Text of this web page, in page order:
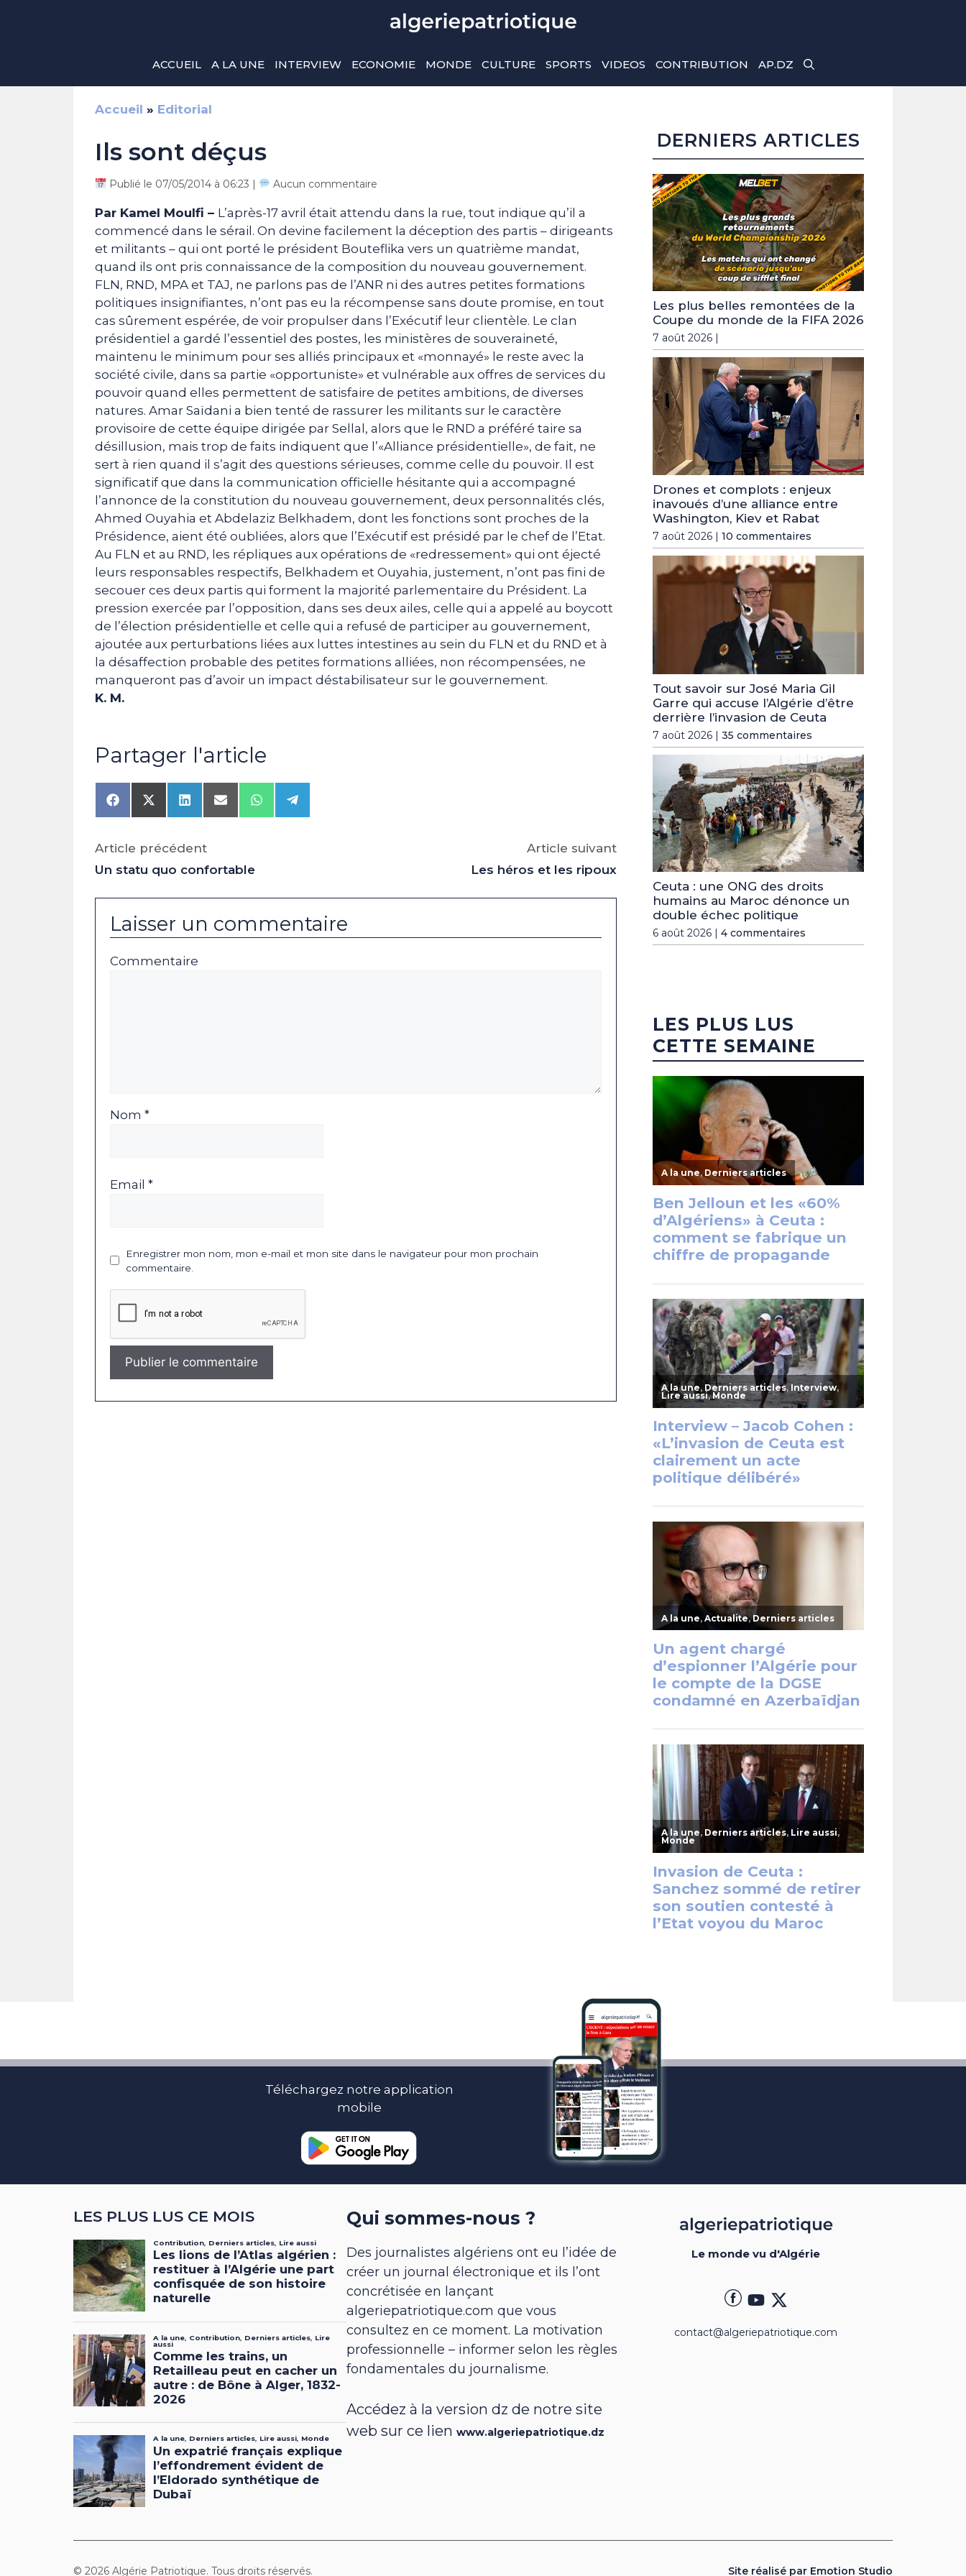
ACCUEIL A LA UNE INTERVIEW ECONOMIE MONDE CULTURE SPORTS VIDEOS CONTRIBUTION AP.DZ
Accueil » Editorial
Ils sont déçus
Publié le 07/05/2014 à 06:23 | Aucun commentaire
Par Kamel Moulfi – L’après-17 avril était attendu dans la rue, tout indique qu’il a
commencé dans le sérail. On devine facilement la déception des partis – dirigeants
et militants – qui ont porté le président Bouteflika vers un quatrième mandat,
quand ils ont pris connaissance de la composition du nouveau gouvernement.
FLN, RND, MPA et TAJ, ne parlons pas de l’ANR ni des autres petites formations
politiques insignifiantes, n’ont pas eu la récompense sans doute promise, en tout
cas sûrement espérée, de voir propulser dans l’Exécutif leur clientèle. Le clan
présidentiel a gardé l’essentiel des postes, les ministères de souveraineté,
maintenu le minimum pour ses alliés principaux et «monnayé» le reste avec la
société civile, dans sa partie «opportuniste» et vulnérable aux offres de services du
pouvoir quand elles permettent de satisfaire de petites ambitions, de diverses
natures. Amar Saïdani a bien tenté de rassurer les militants sur le caractère
provisoire de cette équipe dirigée par Sellal, alors que le RND a préféré taire sa
désillusion, mais trop de faits indiquent que l’«Alliance présidentielle», de fait, ne
sert à rien quand il s’agit des questions sérieuses, comme celle du pouvoir. Il est
significatif que dans la communication officielle hésitante qui a accompagné
l’annonce de la constitution du nouveau gouvernement, deux personnalités clés,
Ahmed Ouyahia et Abdelaziz Belkhadem, dont les fonctions sont proches de la
Présidence, aient été oubliées, alors que l’Exécutif est présidé par le chef de l’Etat.
Au FLN et au RND, les répliques aux opérations de «redressement» qui ont éjecté
leurs responsables respectifs, Belkhadem et Ouyahia, justement, n’ont pas fini de
secouer ces deux partis qui forment la majorité parlementaire du Président. La
pression exercée par l’opposition, dans ses deux ailes, celle qui a appelé au boycott
de l’élection présidentielle et celle qui a refusé de participer au gouvernement,
ajoutée aux perturbations liées aux luttes intestines au sein du FLN et du RND et à
la désaffection probable des petites formations alliées, non récompensées, ne
manqueront pas d’avoir un impact déstabilisateur sur le gouvernement.
K. M.
Partager l'article
Share
on
Share
on
(Twitter)
Share
on
Share
on
Share
on
Share
on
Article précédent
Un statu quo confortable
Article suivant
Les héros et les ripoux
Laisser un commentaire
Commentaire
Nom *
Email *
Enregistrer mon nom, mon e-mail et mon site dans le navigateur pour mon prochain
commentaire.
DERNIERS ARTICLES
Les plus belles remontées de la
Coupe du monde de la FIFA 2026
7 août 2026 |
Drones et complots : enjeux
inavoués d’une alliance entre
Washington, Kiev et Rabat
7 août 2026 | 10 commentaires
Tout savoir sur José Maria Gil
Garre qui accuse l’Algérie d’être
derrière l’invasion de Ceuta
7 août 2026 | 35 commentaires
Ceuta : une ONG des droits
humains au Maroc dénonce un
double échec politique
6 août 2026 | 4 commentaires
LES PLUS LUS
CETTE SEMAINE
Téléchargez notre application
mobile
LES PLUS LUS CE MOIS Qui sommes-nous ?
Des journalistes algériens ont eu l’idée de
créer un journal électronique et ils l’ont
concrétisée en lançant
algeriepatriotique.com que vous
consultez en ce moment. La motivation
professionnelle – informer selon les règles
fondamentales du journalisme.
Accédez à la version dz de notre site
web sur ce lienwww.algeriepatriotique.dz
Le monde vu d'Algérie
contact@algeriepatriotique.com
© 2026 Algérie Patriotique. Tous droits réservés. Site réalisé par Emotion Studio